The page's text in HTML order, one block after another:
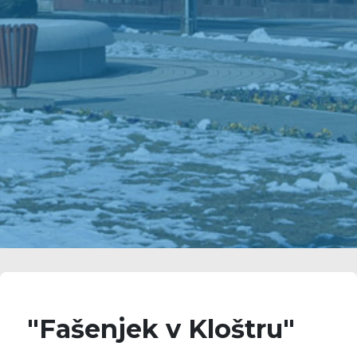
"Fašenjek v Kloštru"